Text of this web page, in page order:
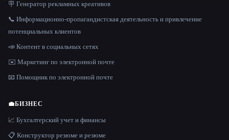
🪧 Генератор рекламных креативов
📞 Информационно-пропагандистская деятельность и привлечение
потенциальных клиентов
📣 Контент в социальных сетях
✉️ Маркетинг по электронной почте
📧 Помощник по электронной почте
💼БИЗНЕС
📈 Бухгалтерский учет и финансы
📋 Конструктор резюме и резюме